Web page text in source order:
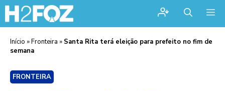
Início »Fronteira » Santa Rita terá eleição para prefeito no fim de
semana
FRONTEIRA